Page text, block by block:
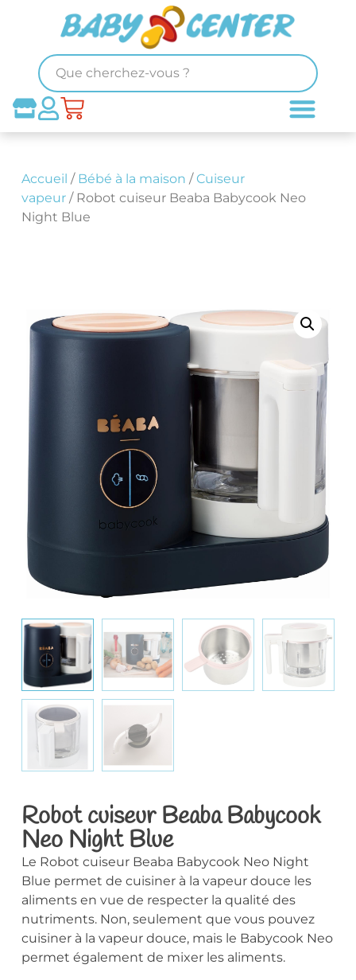
Accueil / Bébé à la maison /Cuiseur
vapeur/ Robot cuiseur Beaba Babycook Neo
Night Blue
Robot cuiseur Beaba Babycook
Neo Night Blue
Le Robot cuiseur Beaba Babycook Neo Night
Blue permet de cuisiner à la vapeur douce les
aliments en vue de respecter la qualité des
nutriments. Non, seulement que vous pouvez
cuisiner à la vapeur douce, mais le Babycook Neo
permet également de mixer les aliments.